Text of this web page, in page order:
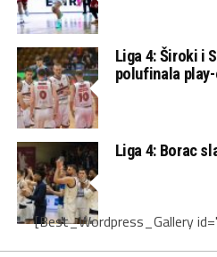
Liga 4: Široki i
polufinala
Liga 4: Borac
[Best_Wordpress_Gallery